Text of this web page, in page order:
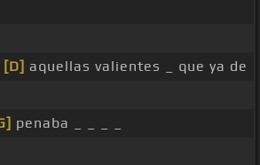
[D] aquellas valientes _ que ya de
penaba _ _ _ _